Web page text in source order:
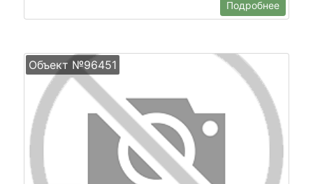
Подробнее
Объект №96451